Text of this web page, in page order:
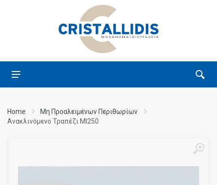
Home
Μη Προαλειμένων Περιθωρίων
Ανακλινόμενο Τραπέζι MI250